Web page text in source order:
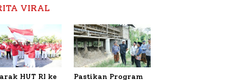
Nabil
VIRAL
HUT RI ke
Pastikan Program